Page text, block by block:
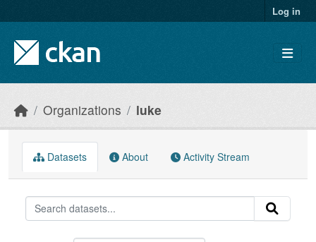
Log in
Organizations luke
Datasets About Activity Stream